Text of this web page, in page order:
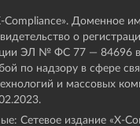
Compliance». Доменное
о
ЭЛ № ФС 77 — 84696
по надзору в сфере
и массовых
Сетевое издание «Х-